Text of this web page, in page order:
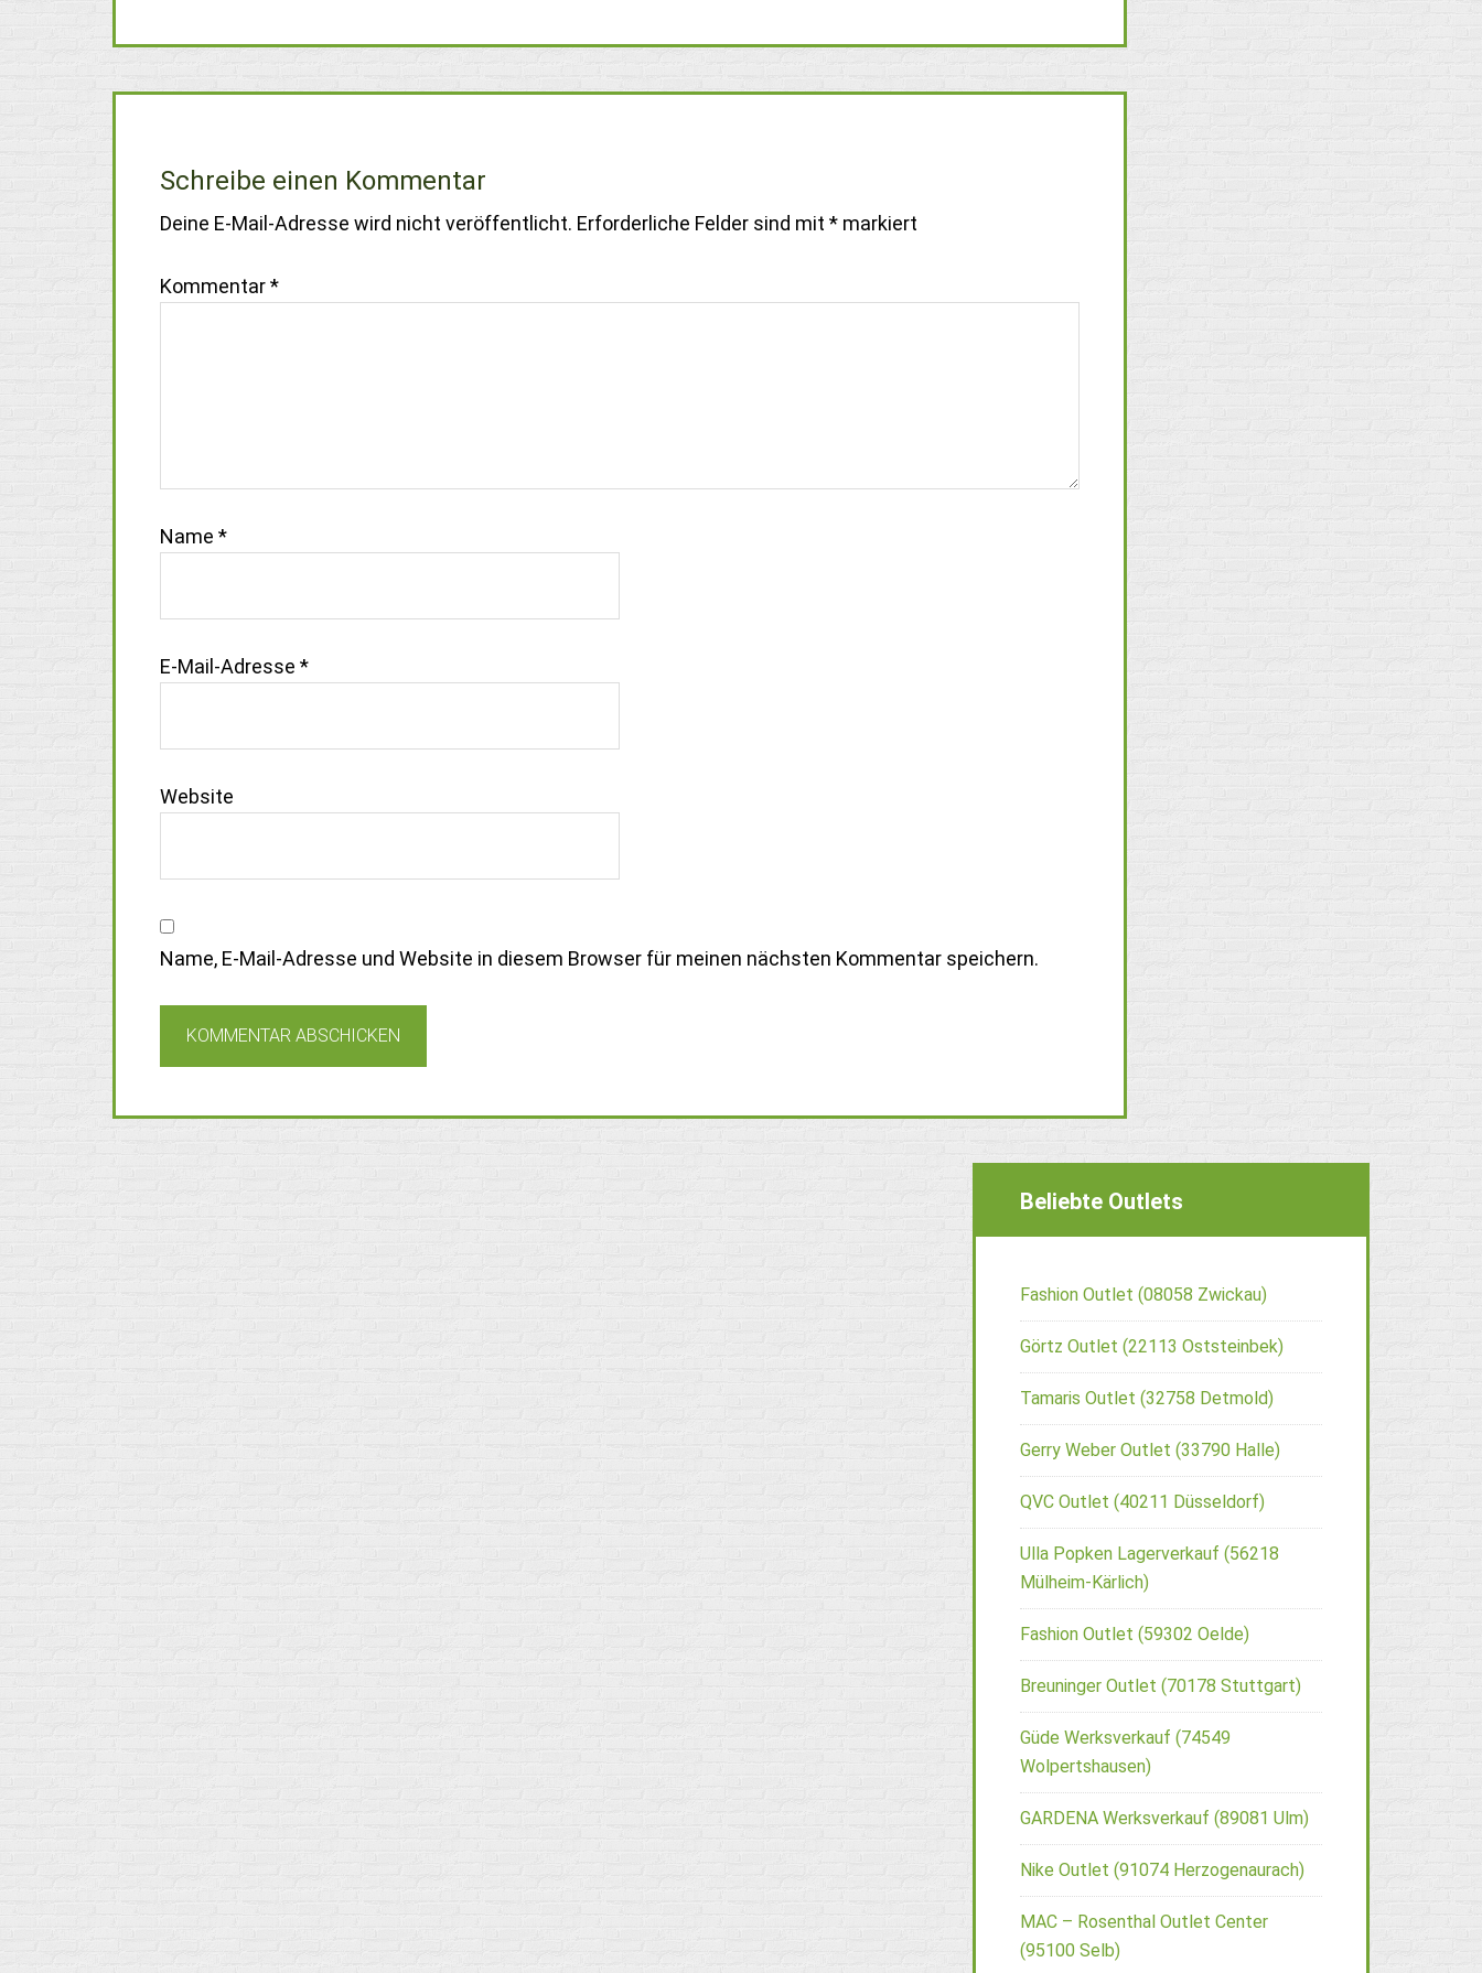
Schreibe einen Kommentar
Deine E-Mail-Adresse wird nicht veröffentlicht. Erforderliche Felder sind mit * markiert
Kommentar*
Name *
E-Mail-Adresse *
Website
Name, E-Mail-Adresse und Website in diesem Browser für meinen nächsten Kommentar speichern.
Beliebte Outlets
Fashion Outlet (08058 Zwickau)
Görtz Outlet (22113 Oststeinbek)
Tamaris Outlet (32758 Detmold)
Gerry Weber Outlet (33790 Halle)
QVC Outlet (40211 Düsseldorf)
Ulla Popken Lagerverkauf (56218
Mülheim-Kärlich)
Fashion Outlet (59302 Oelde)
Breuninger Outlet (70178 Stuttgart)
Güde Werksverkauf (74549
Wolpertshausen)
GARDENA Werksverkauf (89081 Ulm)
Nike Outlet (91074 Herzogenaurach)
MAC – Rosenthal Outlet Center
(95100 Selb)